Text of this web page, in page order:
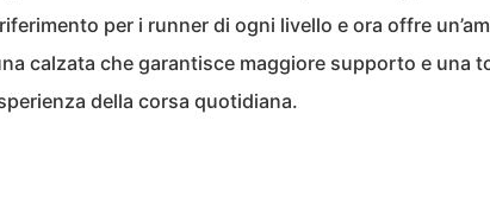
per i runner di ogni livello e ora offre
calzata che garantisce maggiore supporto e una
della corsa quotidiana.